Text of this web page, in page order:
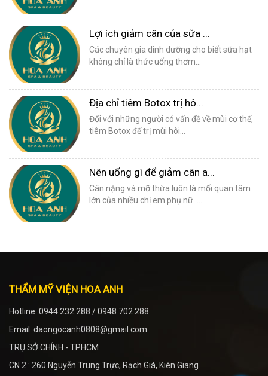
Lợi ích giảm cân của sữa ...
Các chuyên gia dinh dưỡng cho biết sữa hạt
không chỉ là thức uống thơm...
Địa chỉ tiêm Botox trị hô...
Đối với những người có vấn đề về mùi cơ thể,
tiêm Botox để trị mùi hôi...
Nên uống gì để giảm cân a...
Cân nặng và mỡ thừa luôn là mối quan tâm
lớn của nhiều chị em phụ nữ. ...
THẨM MỸ VIỆN HOA ANH
Hotline: 0944 232 288 / 0948 702 288
Email: daongocanh0808@gmail.com
TRỤ SỞ CHÍNH - TPHCM
CN 2 : 260 Nguyễn Trung Trực, Rạch Giá, Kiên Giang